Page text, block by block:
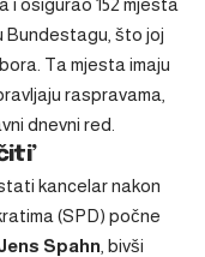
i osigurao 152 mjesta
što joj
Ta mjesta imaju
raspravama,
dnevni red.
kancelar nakon
(SPD) počne
Spahn , bivši